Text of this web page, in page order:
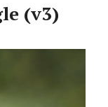
(v3)